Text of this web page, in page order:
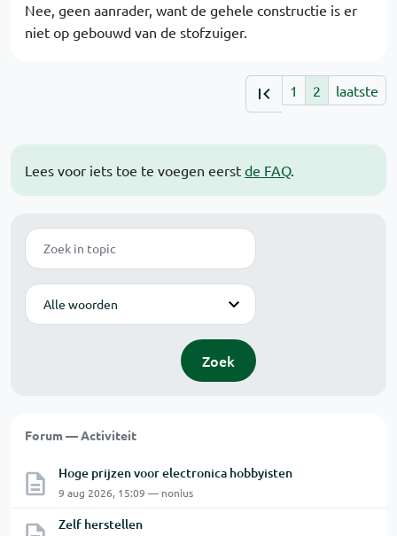
Lees voor iets toe te voegen eerst de FAQ.
Zoek
Modus
Zoek
Forum — Activiteit
Hoge prijzen voor electronica hobbyisten
9 aug 2026, 15:09 — nonius
Zelf herstellen
Nee, geen aanrader, want de gehele constructie is er
niet op gebouwd van de stofzuiger.
1 2 laatste